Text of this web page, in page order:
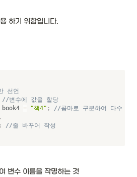
하기 위함입니다.
선언
//변수에 값을 할당
book4 = "책4" ;
//콤마로 구분하여 다수 작
,
; //줄 바꾸어 작성
변수 이름을 작명하는 것